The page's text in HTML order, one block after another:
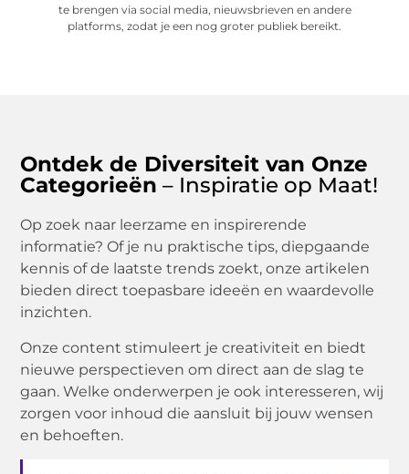
te brengen via social media, nieuwsbrieven en andere
platforms, zodat je een nog groter publiek bereikt.
Ontdek de Diversiteit van Onze
Categorieën – Inspiratie op Maat!
Op zoek naar leerzame en inspirerende
informatie? Of je nu praktische tips, diepgaande
kennis of de laatste trends zoekt, onze artikelen
bieden direct toepasbare ideeën en waardevolle
inzichten.
Onze content stimuleert je creativiteit en biedt
nieuwe perspectieven om direct aan de slag te
gaan. Welke onderwerpen je ook interesseren, wij
zorgen voor inhoud die aansluit bij jouw wensen
en behoeften.